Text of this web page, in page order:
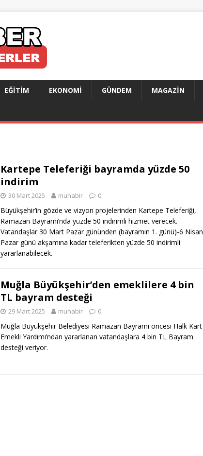
EĞITIM EKONOMI GÜNDEM MAGAZIN
Kartepe Teleferiği bayramda yüzde 50
indirim
30 Mart 2025 muhabir 0
Büyükşehir’in gözde ve vizyon projelerinden Kartepe Teleferiği,
Ramazan Bayramı’nda yüzde 50 indirimli hizmet verecek.
Vatandaşlar 30 Mart Pazar gününden (bayramın 1. günü)-6 Nisan
Pazar günü akşamına kadar teleferikten yüzde 50 indirimli
yararlanabilecek.
Muğla Büyükşehir’den emeklilere 4 bin
TL bayram desteği
29 Mart 2025 muhabir 0
Muğla Büyükşehir Belediyesi Ramazan Bayramı öncesi Halk Kart
Emekli Yardımı’ndan yararlanan vatandaşlara 4 bin TL Bayram
desteği veriyor.